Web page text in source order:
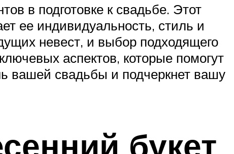
в подготовке к свадьбе. Этот
ее индивидуальность, стиль и
невест, и выбор подходящего
аспектов, которые помогут
вашей свадьбы и подчеркнет вашу
букет